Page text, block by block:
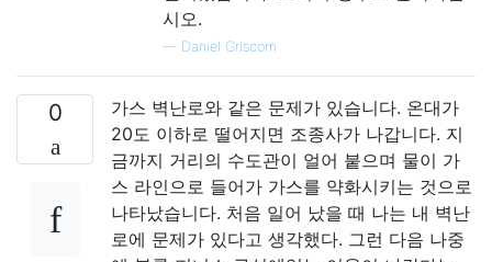
시오.
— Daniel Griscom
0
가스 벽난로와 같은 문제가 있습니다. 온대가
20도 이하로 떨어지면 조종사가 나갑니다. 지
금까지 거리의 수도관이 얼어 붙으며 물이 가
스 라인으로 들어가 가스를 약화시키는 것으로
나타났습니다. 처음 일어 났을 때 나는 내 벽난
로에 문제가 있다고 생각했다. 그런 다음 나중